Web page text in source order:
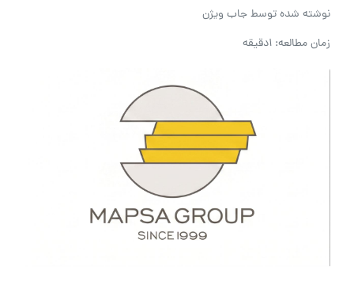
نوشته شده توسطجاب ویژن
زمان مطالعه: 1دقیقه